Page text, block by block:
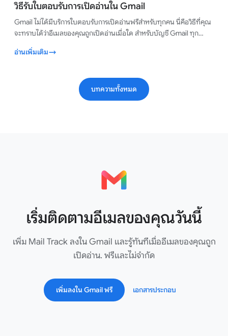
วิธีรับใบตอบรับการเปิดอ่านใน Gmail
Gmail ไม่ได้มีบริการใบตอบรับการเปิดอ่านฟรีสำหรับทุกคน นี่คือวิธีที่คุณ
จะทราบได้ว่าอีเมลของคุณถูกเปิดอ่านเมื่อใด สำหรับบัญชี Gmail ทุก
อ่านเพิ่มเติม
บทความทั้งหมด
เริ่มติดตามอีเมลของคุณวันนี้
เพิ่ม Mail Track ลงใน Gmail และรู้ทันทีเมื่ออีเมลของคุณถูก
เปิดอ่าน. ฟรีและไม่จำกัด
เพิ่มลงใน Gmail ฟรี เอกสารประกอบ